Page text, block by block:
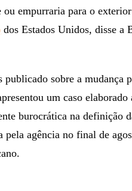
empurraria para o
dos Estados Unidos, disse a
publicado sobre a mudança
um caso
burocrática na definição
pela agência no final de